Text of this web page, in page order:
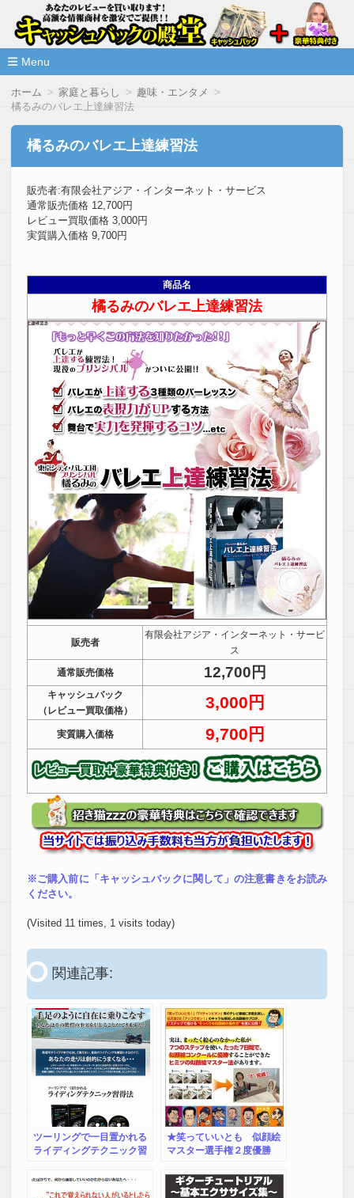
情報商材激安サイト・キャッシ
ュバックの殿堂
高額な情報商材をレビューを買い取ることで激安で購入できま
Menu
ホーム 家庭と暮らし
趣味・エンタメ
橘るみのバレエ上達練習法
橘るみのバレエ上達練習法
販売者:有限会社アジア・インターネット・サービス
通常販売価格 12,700円
レビュー買取価格 3,000円
実質購入価格 9,700円
商品名
橘るみのバレエ上達練習法
販売者
有限会社アジア・インターネット・サービ
ス
通常販売価格
12,700円
キャッシュバック
（レビュー買取価格）
3,000円
実質購入価格 9,700円
※ご購入前に「キャッシュバックに関して」の注意書きをお読み
ください。
(Visited 11 times, 1 visits today)
関連記事:
ツーリングで一目置かれる
ライディングテクニック習
★笑っていいとも 似顔絵
マスター選手権２度優勝
教える７ステップ楽しい似
顔絵講座